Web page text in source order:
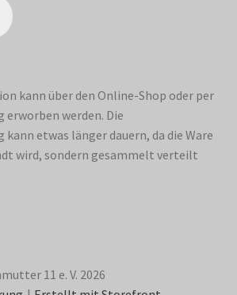
kann über den Online-Shop oder per
werden. Die
etwas länger dauern, da die Ware
wird, sondern gesammelt verteilt
11 e. V. 2026